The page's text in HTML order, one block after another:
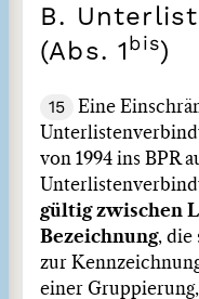
B.
(Abs. 1bis)
15
Eine
von 1994 ins BPR
gültig zwischen
Bezeichnung, die
zur
einer